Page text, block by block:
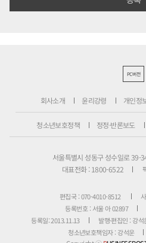
PC버전
회사소개 윤리강령 개인정
청소년보호정책 정정·반론보도
서울특별시 성동구 성수일로 39-
대표전화 : 1800-6522
편집국 : 070-4010-8512
등록번호 : 서울 아 02897
등록일: 2013.11.13
발행·편집인 : 강석
청소년보호책임자 : 강석운